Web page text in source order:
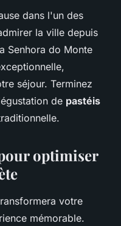
dans l'un des
la ville depuis
Senhora do Monte
séjour. Terminez
de pastéis
optimiser
votre
mémorable.